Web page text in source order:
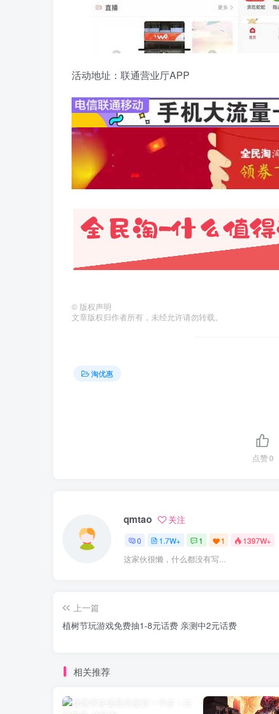
活动地址：联通营业厅APP
© 版权声明
文章版权归作者所有，未经允许请勿转载。
淘优惠
点赞0
qmtao 关注
0 1.7W+ 1 1 1397W+
这家伙很懒，什么都没有写...
上一篇
植树节玩游戏免费抽1-8元话费 亲测中2元话费
相关推荐